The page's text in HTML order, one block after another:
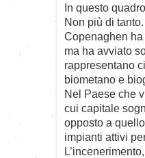
In questo
Non più di tanto.
Copenaghen
ma ha avviato
rappresentano
biometano e
Nel Paese che
cui capitale
opposto a
impianti attivi